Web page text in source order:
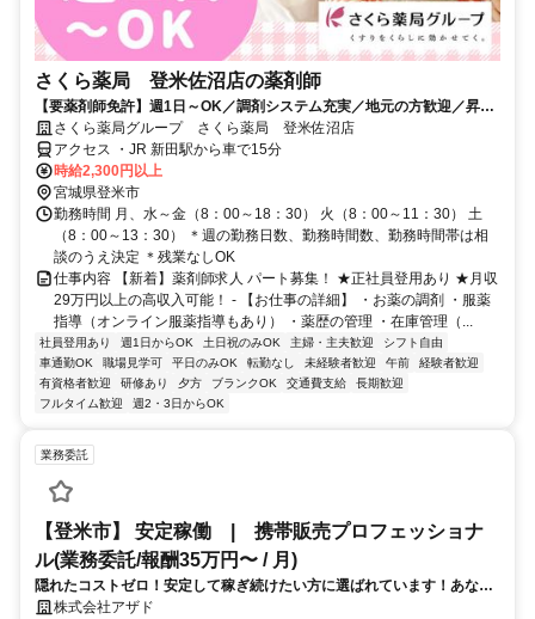
さくら薬局 登米佐沼店の薬剤師
【要薬剤師免許】週1日～OK／調剤システム充実／地元の方歓迎／昇給
あり／社割で日用品等が最大半額♪
さくら薬局グループ さくら薬局 登米佐沼店
アクセス ・JR 新田駅から車で15分
時給2,300円以上
宮城県登米市
勤務時間 月、水～金（8：00～18：30） 火（8：00～11：30） 土
（8：00～13：30） ＊週の勤務日数、勤務時間数、勤務時間帯は相
談のうえ決定 ＊残業なしOK
仕事内容 【新着】薬剤師求人 パート募集！ ★正社員登用あり ★月収
29万円以上の高収入可能！ - 【お仕事の詳細】 ・お薬の調剤 ・服薬
指導（オンライン服薬指導もあり） ・薬歴の管理 ・在庫管理（...
社員登用あり 週1日からOK 土日祝のみOK 主婦・主夫歓迎
シフト自由
車通勤OK
職場見学可 平日のみOK 転勤なし 未経験者歓迎 午前
経験者歓迎
有資格者歓迎
研修あり 夕方 ブランクOK 交通費支給
長期歓迎
フルタイム歓迎
週2・3日からOK
業務委託
【登米市】 安定稼働 | 携帯販売プロフェッショナ
ル(業務委託/報酬35万円〜 / 月)
隠れたコストゼロ！安定して稼ぎ続けたい方に選ばれています！あなた
のスキルを、業界最高水準の還元率で正当に評価します。
株式会社アザド